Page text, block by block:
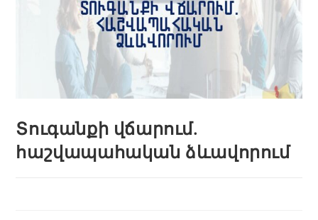
Տուգանքի վճարում.
հաշվապահական ձևավորում